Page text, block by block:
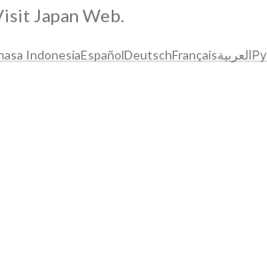
Japan Web.
IndonesiaEspañolDeutschFrançaisالعربية